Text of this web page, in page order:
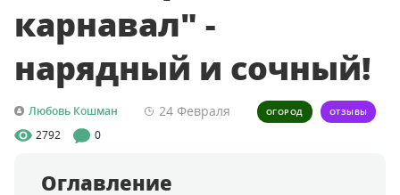
карнавал" -
нарядный и сочный!
Любовь Кошман 24 Февраля ОГОРОД ОТЗЫВЫ
2792 0
Оглавление